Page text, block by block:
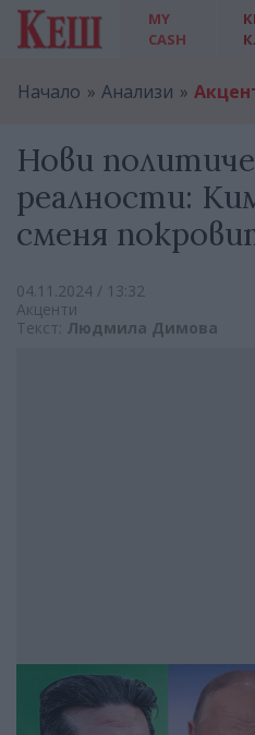
MY
CASH
Начало Анализи
Нови
реалности:
сменя
04.11.2024 / 13:32
Акценти
Текст: Людмила Димова